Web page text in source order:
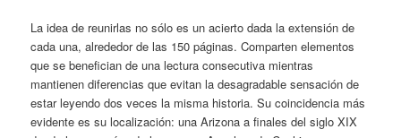
La idea de reunirlas no sólo es un acierto dada la extensión de
cada una, alrededor de las 150 páginas. Comparten elementos
que se benefician de una lectura consecutiva mientras
mantienen diferencias que evitan la desagradable sensación de
estar leyendo dos veces la misma historia. Su coincidencia más
evidente es su localización: una Arizona a finales del siglo XIX